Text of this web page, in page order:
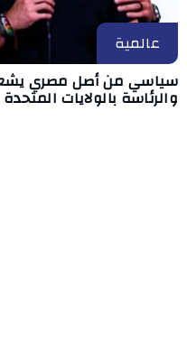
عالمية
سياسي من أصل مصري
والرئاسة بالولايات المتحدة